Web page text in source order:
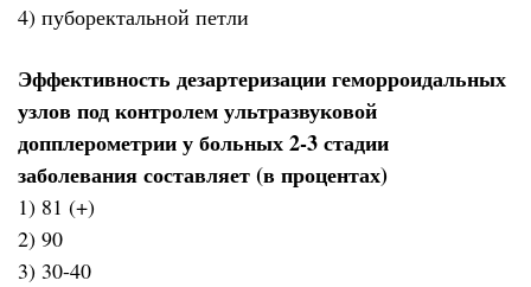
4) пуборектальной петли
Эффективность дезартеризации геморроидальных
узлов под контролем ультразвуковой
допплерометрии у больных 2-3 стадии
заболевания составляет (в процентах)
1) 81 (+)
2) 90
3) 30-40